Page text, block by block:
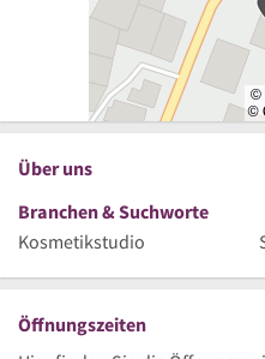
Über uns
Branchen & Suchworte
Kosmetikstudio
Öffnungszeiten